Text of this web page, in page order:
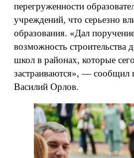
перегруженности
учреждений, что серьезно
образования. «Дал
возможность строительства
школ в районах, которые
застраиваются», — сообщил
Василий Орлов.